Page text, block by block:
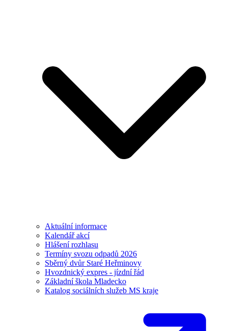
Aktuální informace
Kalendář akcí
Hlášení rozhlasu
Termíny svozu odpadů 2026
Sběrný dvůr Staré Heřminovy
Hvozdnický expres - jízdní řád
Základní škola Mladecko
Katalog sociálních služeb MS kraje